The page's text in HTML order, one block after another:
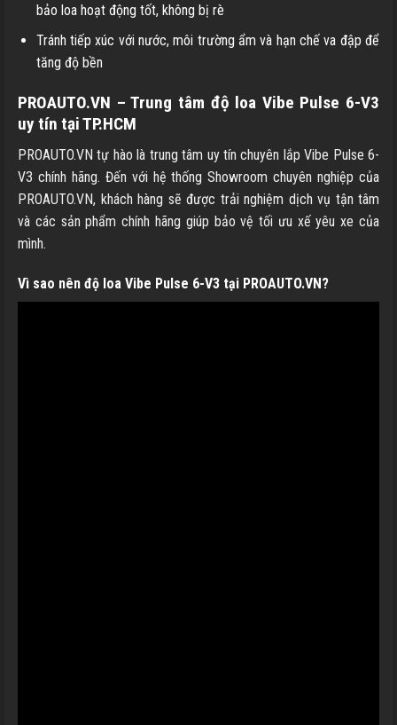
bảo loa hoạt động tốt, không bị rè
Tránh tiếp xúc với nước, môi trường ẩm và hạn chế va đập để
tăng độ bền
PROAUTO.VN – Trung tâm độ loa Vibe Pulse 6-V3
uy tín tại TP.HCM
PROAUTO.VN tự hào là trung tâm uy tín chuyên lắp Vibe Pulse 6-
V3 chính hãng. Đến với hệ thống Showroom chuyên nghiệp của
PROAUTO.VN, khách hàng sẽ được trải nghiệm dịch vụ tận tâm
và các sản phẩm chính hãng giúp bảo vệ tối ưu xế yêu xe của
mình.
Vì sao nên độ loa Vibe Pulse 6-V3 tại PROAUTO.VN?